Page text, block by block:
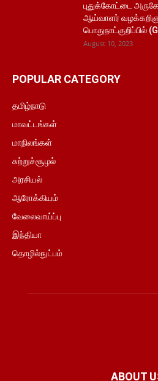
புதுக்கோட்டை
ஆய்வாளர்
பொதுநாட்குறிப்பில்
August 10, 2023
POPULAR CATEGORY
தமிழ்நாடு
மாவட்டங்கள்
மாநிலங்கள்
சுற்றுச்சூழல்
அரசியல்
ஆரோக்கியம்
வேலைவாய்ப்பு
இந்தியா
தொழில்நுட்பம்
ABOUT